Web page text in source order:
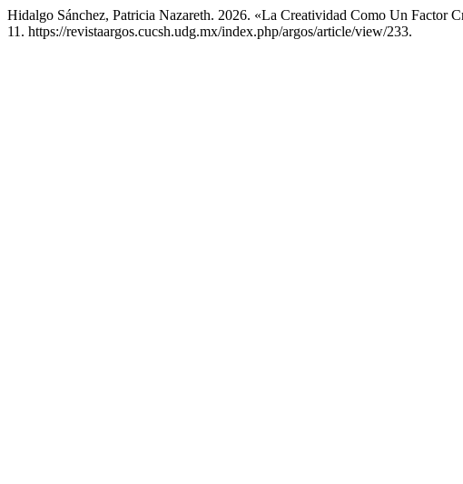
Hidalgo Sánchez, Patricia Nazareth. 2026. «La Creatividad Como Un
11. https://revistaargos.cucsh.udg.mx/index.php/argos/article/view/233.